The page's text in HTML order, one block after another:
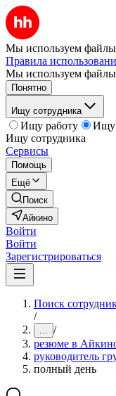
Мы используем файлы
Правила
Мы используем файлы
Понятно
Ищу сотрудника
Ищу работу
Ищу
Ищу сотрудника
Сервисы
Помощь
Ещё
Поиск
Айкино
Войти
Войти
Зарегистрироваться
Поиск
/
... /
резюме в
руководитель
полный день